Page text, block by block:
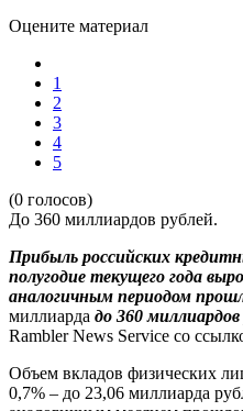
Оцените материал
1
2
3
4
5
(0 голосов)
До 360 миллиардов рублей.
Прибыль российских
полугодие текущего года
аналогичным периодом
миллиарда до 360 миллиардов
Rambler News Service со
Объем вкладов физических
0,7% – до 23,06 миллиарда